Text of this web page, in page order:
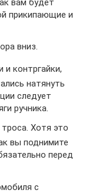
вам будет
прикипающие и
вниз.
и контргайки,
натянуть
следует
ручника.
Хотя это
вы поднимите
перед
с